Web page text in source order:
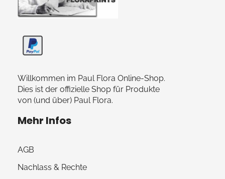
Paul Flora Shop
Willkommen im Paul Flora Online-Shop.
Dies ist der offizielle Shop für Produkte
von (und über) Paul Flora.
Mehr Infos
AGB
Nachlass & Rechte